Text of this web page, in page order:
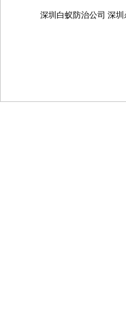
深圳白蚁防治公司 深